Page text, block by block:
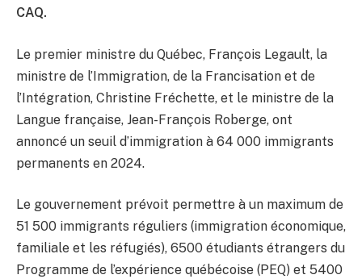
CAQ.
Le premier ministre du Québec, François Legault, la
ministre de l’Immigration, de la Francisation et de
l’Intégration, Christine Fréchette, et le ministre de la
Langue française, Jean-François Roberge, ont
annoncé un seuil d’immigration à 64 000 immigrants
permanents en 2024.
Le gouvernement prévoit permettre à un maximum de
51 500 immigrants réguliers (immigration économique,
familiale et les réfugiés), 6500 étudiants étrangers du
Programme de l’expérience québécoise (PEQ) et 5400